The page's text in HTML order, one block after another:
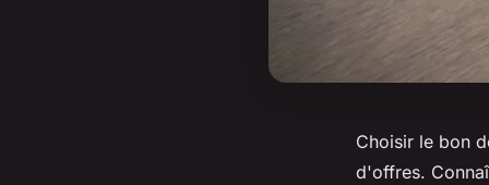
Choisir le bon
d'offres.